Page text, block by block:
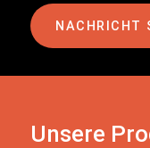
NACHRICHT
Unsere